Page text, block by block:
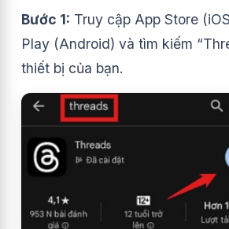
Bước 1: Truy cập App Store
Play (Android) và tìm kiếm
thiết bị của bạn.